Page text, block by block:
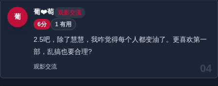
04
葡
葡❤️萄 观影交流
6分
1 有用
2.5吧，除了慧慧，我咋觉得每个人都变油了。更喜欢第一
部，乱搞也要合理?
观影交流